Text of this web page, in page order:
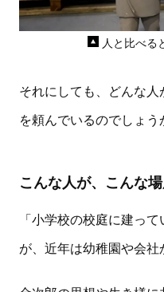
人と比べる
それにしても、どんな
を頼んでいるのでしょう
こんな人が、こんな
「小学校の校庭に建っ
が、近年は幼稚園や会社